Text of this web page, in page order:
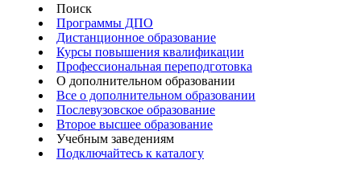
Поиск
Программы ДПО
Дистанционное образование
Курсы повышения квалификации
Профессиональная переподготовка
О дополнительном образовании
Все о дополнительном образовании
Послевузовское образование
Второе высшее образование
Учебным заведениям
Подключайтесь к каталогу